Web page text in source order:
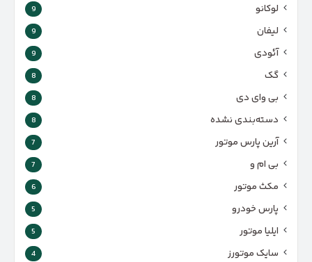
لوکانو 9
لیفان 9
آئودی 9
گک 8
بی وای دی 8
دسته‌بندی نشده 8
آرین پارس موتور 7
بی ام و 7
مکث موتور 6
پارس‌ خودرو 5
ایلیا موتور 5
سایک موتورز 4